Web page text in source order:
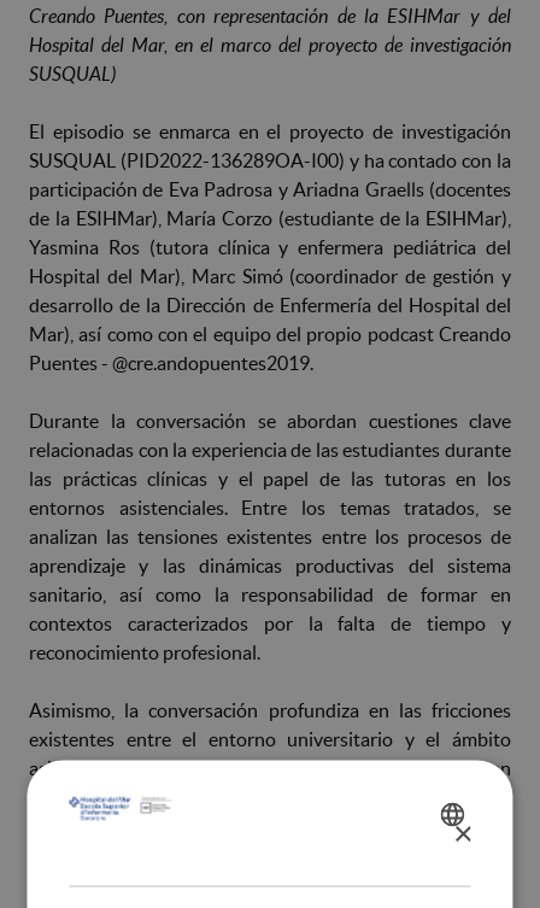
Creando Puentes, con representación de la ESIHMar y del
Hospital del Mar, en el marco del proyecto de investigación
SUSQUAL)
El episodio se enmarca en el proyecto de investigación
SUSQUAL (PID2022-136289OA-I00) y ha contado con la
participación de Eva Padrosa y Ariadna Graells (docentes
de la ESIHMar), María Corzo (estudiante de la ESIHMar),
Yasmina Ros (tutora clínica y enfermera pediátrica del
Hospital del Mar), Marc Simó (coordinador de gestión y
desarrollo de la Dirección de Enfermería del Hospital del
Mar), así como con el equipo del propio podcast Creando
Puentes - @cre.andopuentes2019.
Durante la conversación se abordan cuestiones clave
relacionadas con la experiencia de las estudiantes durante
las prácticas clínicas y el papel de las tutoras en los
entornos asistenciales. Entre los temas tratados, se
analizan las tensiones existentes entre los procesos de
aprendizaje y las dinámicas productivas del sistema
sanitario, así como la responsabilidad de formar en
contextos caracterizados por la falta de tiempo y
reconocimiento profesional.
Asimismo, la conversación profundiza en las fricciones
existentes entre el entorno universitario y el ámbito
asistencial, evidenciando cómo estas dinámicas influyen
directamente en la construcción de la identidad
profesional de quienes se están formando.
SPANISH
×